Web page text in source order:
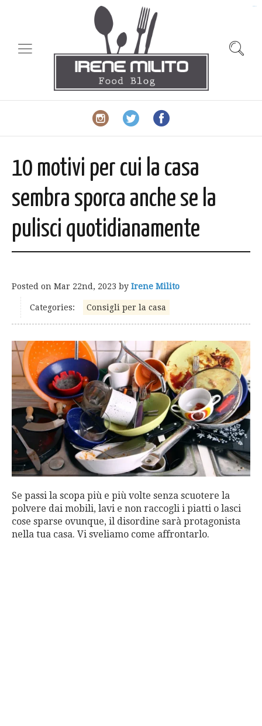
10 motivi per cui la casa
sembra sporca anche se la
pulisci quotidianamente
Posted on Mar 22nd, 2023 by Irene Milito
Categories: Consigli per la casa
Se passi la scopa più e più volte senza scuotere la
polvere dai mobili, lavi e non raccogli i piatti o lasci
cose sparse ovunque, il disordine sarà protagonista
nella tua casa. Vi sveliamo come affrontarlo.